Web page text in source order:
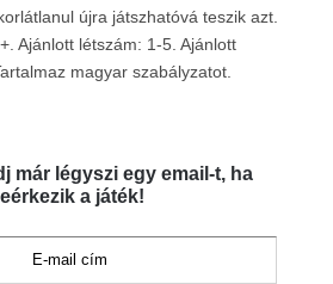
újra játszhatóvá teszik azt.
Ajánlott létszám: 1-5. Ajánlott
magyar szabályzatot.
már légyszi egy email-t, ha
a játék!